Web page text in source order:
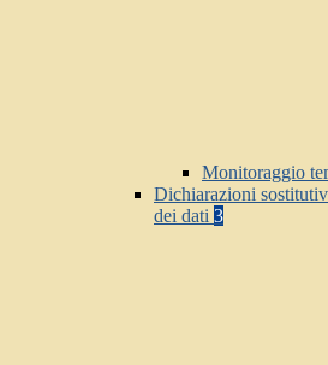
Monitoraggio
Dichiarazioni
dei dati 3